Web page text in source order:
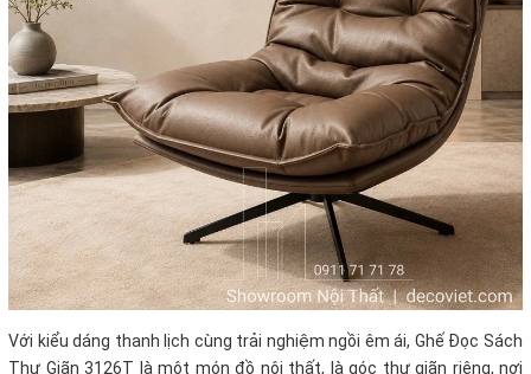
Với kiểu dáng thanh lịch cùng trải nghiệm ngồi êm ái, Ghế Đọc Sách
Thư Giãn 3126T là một món đồ nội thất, là góc thư giãn riêng, nơi